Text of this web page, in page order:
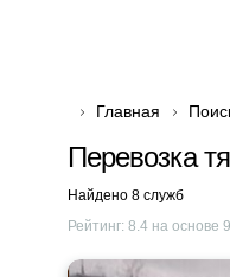
Главная
Перевозка
Найдено 8 служб
Рейтинг: 8.4 на основе